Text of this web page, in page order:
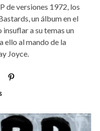
de versiones 1972, los
un álbum en el
insuflar a su temas un
ello al mando de la
Joyce.